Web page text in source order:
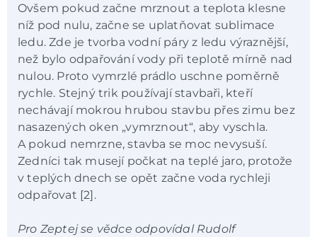
Ovšem pokud začne mrznout a teplota klesne
níž pod nulu, začne se uplatňovat sublimace
ledu. Zde je tvorba vodní páry z ledu výraznější,
než bylo odpařování vody při teplotě mírně nad
nulou. Proto vymrzlé prádlo uschne poměrně
rychle. Stejný trik používají stavbaři, kteří
nechávají mokrou hrubou stavbu přes zimu bez
nasazených oken „vymrznout“, aby vyschla.
A pokud nemrzne, stavba se moc nevysuší.
Zedníci tak musejí počkat na teplé jaro, protože
v teplých dnech se opět začne voda rychleji
odpařovat [2].
Pro Zeptej se vědce odpovídal Rudolf